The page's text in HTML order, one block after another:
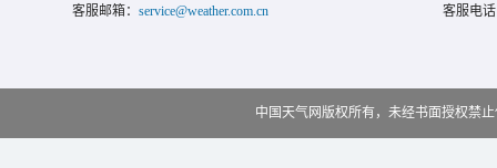
客服邮箱： service@weather.com.cn 客服电
中国天气网版权所有，未经书面授权